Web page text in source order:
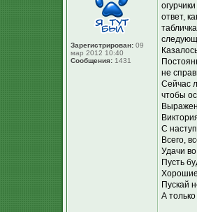
Зарегистрирован: 09
мар 2012 10:40
Сообщения: 1431
ответ,
не
Сейчас
чтобы
С
Всего,
Удачи
Пусть
Хорошие
Пускай
А